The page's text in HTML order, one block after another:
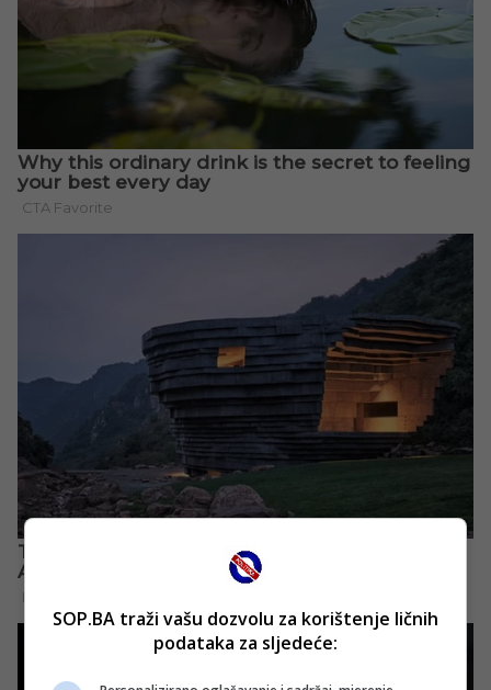
SOP.BA traži vašu dozvolu za korištenje ličnih
podataka za sljedeće: